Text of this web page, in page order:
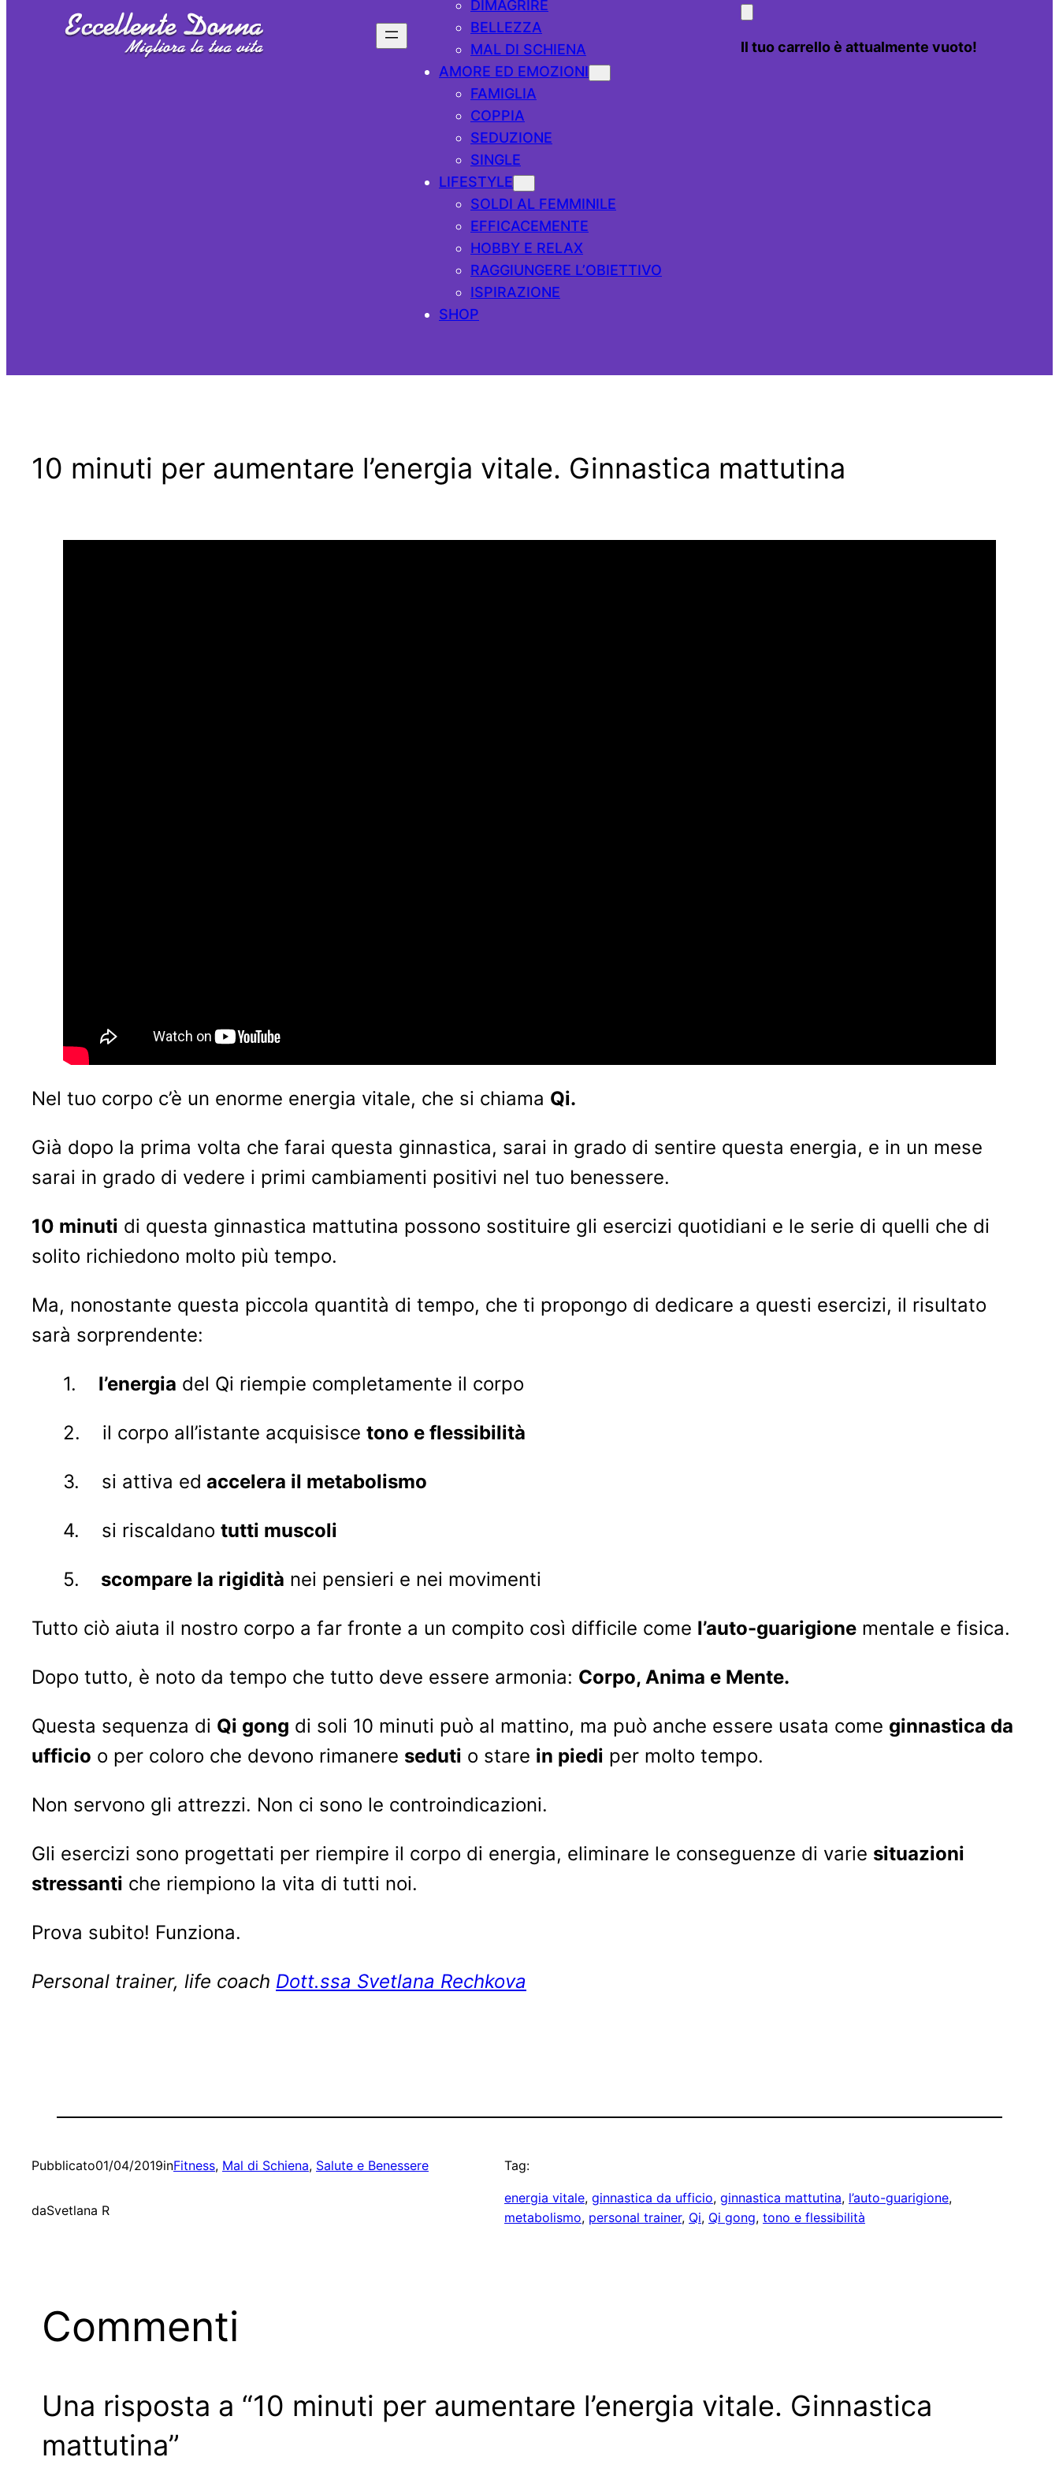
DIMAGRIRE
BELLEZZA
MAL DI SCHIENA
AMORE ED EMOZIONI
FAMIGLIA
COPPIA
SEDUZIONE
SINGLE
LIFESTYLE
SOLDI AL FEMMINILE
EFFICACEMENTE
HOBBY E RELAX
RAGGIUNGERE L’OBIETTIVO
ISPIRAZIONE
SHOP
Il tuo carrello è attualmente vuoto!
10 minuti per aumentare l’energia vitale. Ginnastica mattutina
Nel tuo corpo c’è un enorme energia vitale, che si chiama Qi.
Già dopo la prima volta che farai questa ginnastica, sarai in grado di sentire questa energia, e in un mese
sarai in grado di vedere i primi cambiamenti positivi nel tuo benessere.
10 minuti di questa ginnastica mattutina possono sostituire gli esercizi quotidiani e le serie di quelli che di
solito richiedono molto più tempo.
Ma, nonostante questa piccola quantità di tempo, che ti propongo di dedicare a questi esercizi, il risultato
sarà sorprendente:
1. l’energia del Qi riempie completamente il corpo
2. il corpo all’istante acquisisce tono e flessibilità
3. si attiva ed accelera il metabolismo
4. si riscaldano tutti muscoli
5. scompare la rigidità nei pensieri e nei movimenti
Tutto ciò aiuta il nostro corpo a far fronte a un compito così difficile come l’auto-guarigione mentale e fisica.
Dopo tutto, è noto da tempo che tutto deve essere armonia: Corpo, Anima e Mente.
Questa sequenza di Qi gong di soli 10 minuti può al mattino, ma può anche essere usata come ginnastica da
ufficio o per coloro che devono rimanere seduti o stare in piedi per molto tempo.
Non servono gli attrezzi. Non ci sono le controindicazioni.
Gli esercizi sono progettati per riempire il corpo di energia, eliminare le conseguenze di varie situazioni
stressanti che riempiono la vita di tutti noi.
Prova subito! Funziona.
Personal trainer, life coach Dott.ssa Svetlana Rechkova
Pubblicato01/04/2019inFitness, Mal di Schiena, Salute e Benessere
daSvetlana R
Tag:
energia vitale, ginnastica da ufficio, ginnastica mattutina, l’auto-guarigione
metabolismo, personal trainer, Qi, Qi gong, tono e flessibilità
Commenti
Una risposta a “10 minuti per aumentare l’energia vitale. Ginnastica
mattutina”